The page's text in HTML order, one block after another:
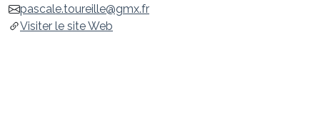
pascale.toureille@gmx.fr
Visiter le site Web